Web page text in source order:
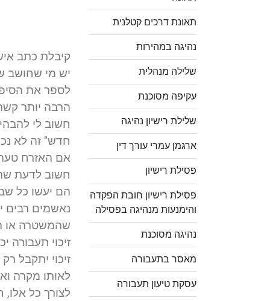
תאונת דרכים קטלנית
נהיגה במהירות
שלילה מנהלית
עקיפה מסוכנת
שלילת רישיון נהיגה
ארגמן עמרי עורך דין
פסילת רישיון
פסילת רישיון חובת הפקדה
והימנעות מנהיגה בפסילה
נהיגה מסוכנת
מאסר בתעבורה
עסקת טיעון תעבורה
קיבלת כתב
יש מי שחושב
לספר את
הרבה יותר
חשוב לי
חדש" זה לא
אם האזרח טעה
חשוב לדעת
הם יעשו כל
נאשמים רבים
שהמשטרה או
זיכוי תעבורה
זיכוי יתקבל
לאותו מקרה
לצורך כל